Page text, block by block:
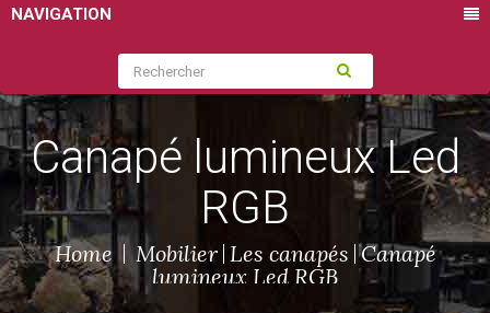
NAVIGATION
Canapé lumineux Led
RGB
Home Mobilier Les canapés Canapé
lumineux Led RGB